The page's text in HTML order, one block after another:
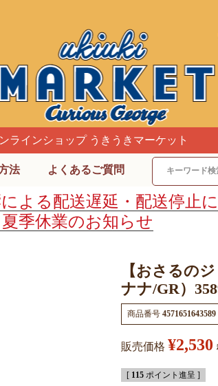
ラインショップ うきうきマーケット
法 よくあるご質問
よる配送遅延・配送停止
夏季休業のお知らせ
【おさるの
ナナ/GR）
商品番号 4571651643589
販売価格 ¥2,530
[ 115 ポイント進呈 ]